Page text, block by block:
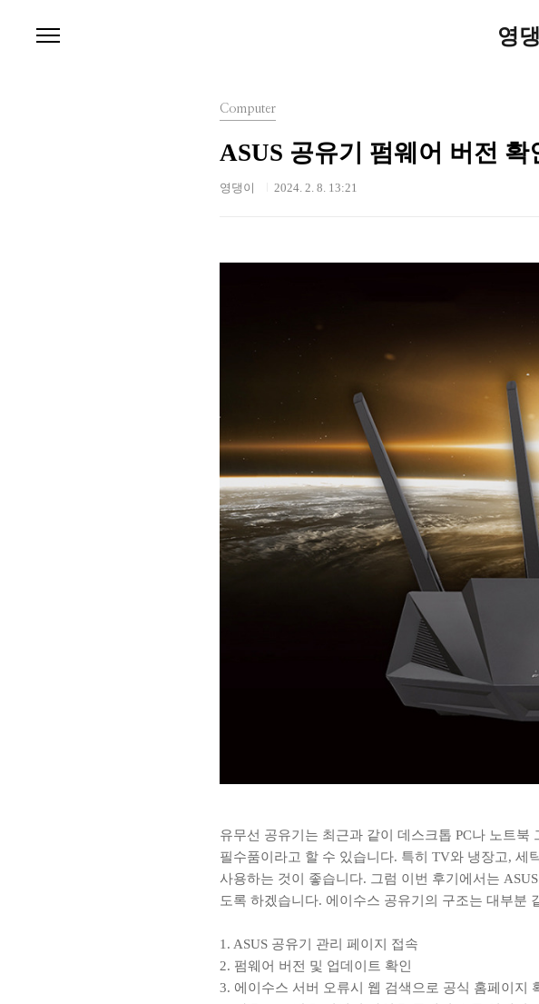
영
Computer
ASUS 공유기 펌웨어 버전
영댕이 2024. 2. 8. 13:21
유무선 공유기는 최근과 같이 데스크톱 PC나 노트
필수품이라고 할 수 있습니다. 특히 TV와 냉장고, 세
사용하는 것이 좋습니다. 그럼 이번 후기에서는
도록 하겠습니다. 에이수스 공유기의 구조는 대부분
1. ASUS 공유기 관리 페이지 접속
2. 펌웨어 버전 및 업데이트 확인
3. 에이수스 서버 오류시 웹 검색으로 공식 홈페이지